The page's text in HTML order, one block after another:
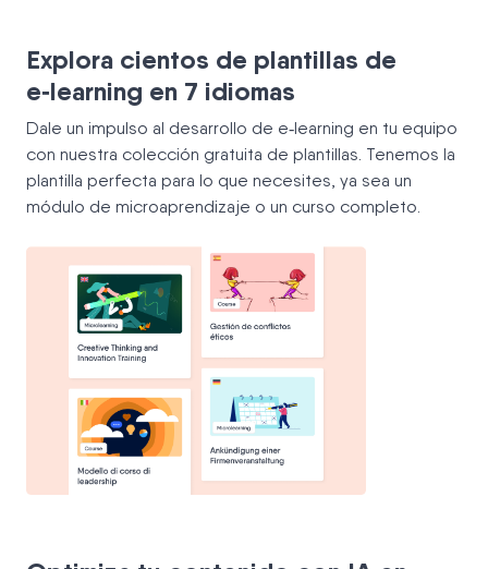
Explora cientos de plantillas de
e‑learning en 7 idiomas
Dale un impulso al desarrollo de e‑learning en tu equipo
con nuestra colección gratuita de plantillas. Tenemos la
plantilla perfecta para lo que necesites, ya sea un
módulo de microaprendizaje o un curso completo.